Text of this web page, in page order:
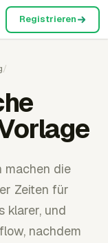
Registrieren
/
machen die
Zeiten für
klarer, und
nachdem